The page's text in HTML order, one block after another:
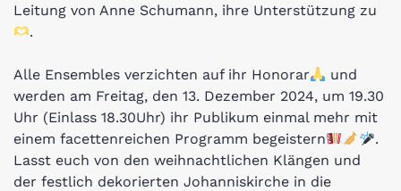
Leitung von Anne Schumann, ihre Unterstützung zu
.
Alle Ensembles verzichten auf ihr Honorar
und
werden am Freitag, den 13. Dezember 2024, um 19.30
Uhr (Einlass 18.30Uhr) ihr Publikum einmal mehr mit
einem facettenreichen Programm begeistern
.
Lasst euch von den weihnachtlichen Klängen und
der festlich dekorierten Johanniskirche in die